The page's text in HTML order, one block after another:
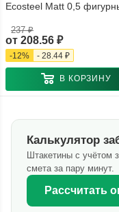
Ecosteel Matt 0,5
от 208.56 ₽
237 ₽
-12% - 28.44 ₽
В КОРЗИНУ
Калькулятор
Штакетины с учётом
смета за пару минут.
Рассчитать